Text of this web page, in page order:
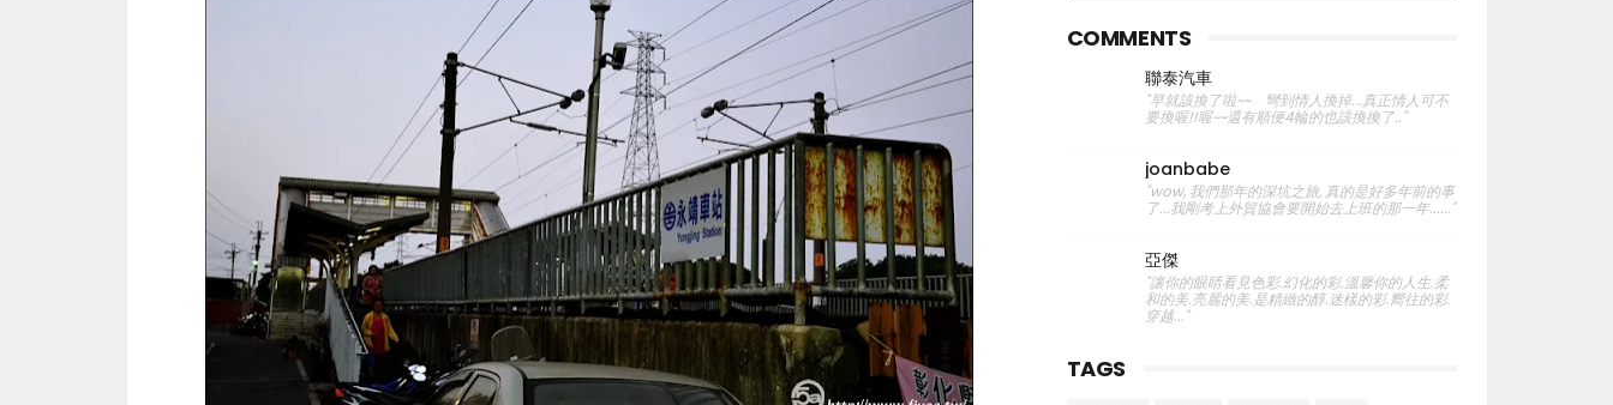
COMMENTS
聯泰汽車
"早就該換了啦~~ 彎到情人換掉...真正情人可不
要換喔!!喔~~還有順便4輪的也該換換了.."
joanbabe
"wow, 我們那年的深坑之旅, 真的是好多年前的事
了...我剛考上外貿協會要開始去上班的那一年......"
亞傑
"讓你的眼睛看見色彩.幻化的彩.溫馨你的人生.柔
和的美.亮麗的美.是精緻的醇.迷樣的彩.嚮往的彩.
穿越..."
TAGS